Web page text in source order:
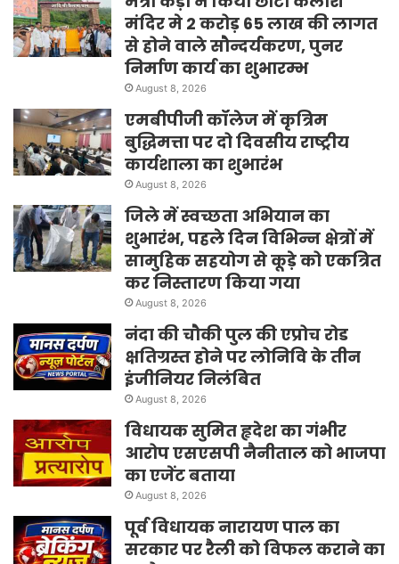
मंदिर मे 2 करोड़ 65 लाख की लागत
से होने वाले सौन्दर्यकरण, पुनर
निर्माण कार्य का शुभारम्भ
August 8, 2026
एमबीपीजी कॉलेज में कृत्रिम
बुद्धिमत्ता पर दो दिवसीय राष्ट्रीय
कार्यशाला का शुभारंभ
August 8, 2026
जिले में स्वच्छता अभियान का
शुभारंभ, पहले दिन विभिन्न क्षेत्रों में
सामुहिक सहयोग से कूड़े को एकत्रित
कर निस्तारण किया गया
August 8, 2026
नंदा की चौकी पुल की एप्रोच रोड
क्षतिग्रस्त होने पर लोनिवि के तीन
इंजीनियर निलंबित
August 8, 2026
विधायक सुमित हृदेश का गंभीर
आरोप एसएसपी नैनीताल को भाजपा
का एजेंट बताया
August 8, 2026
पूर्व विधायक नारायण पाल का
सरकार पर रैली को विफल कराने का